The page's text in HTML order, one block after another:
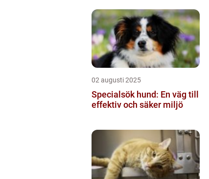
02 augusti 2025
Specialsök hund: En väg till
effektiv och säker miljö